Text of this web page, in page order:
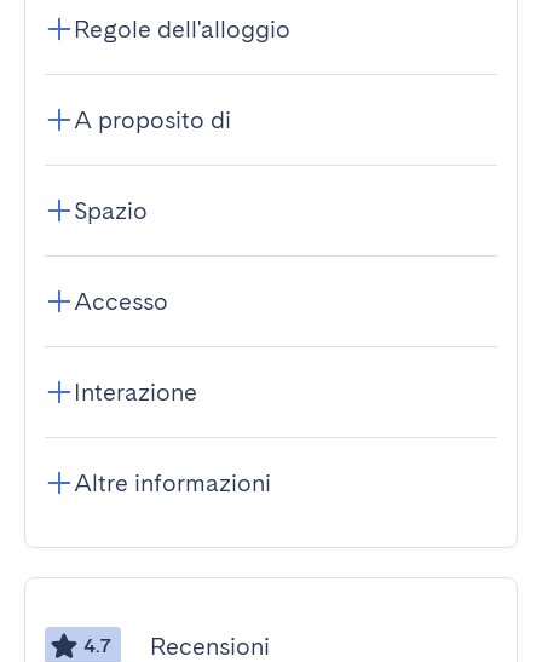
Regole dell'alloggio
A proposito di
Spazio
Accesso
Interazione
Altre informazioni
4.7 Recensioni